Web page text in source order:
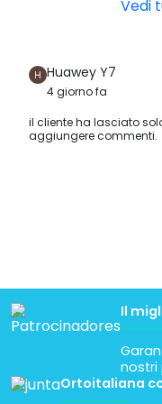
Vedi
Huawey Y7
4 giorno fa
il cliente ha lasciato
aggiungere commenti.
Il
Ortoitaliana